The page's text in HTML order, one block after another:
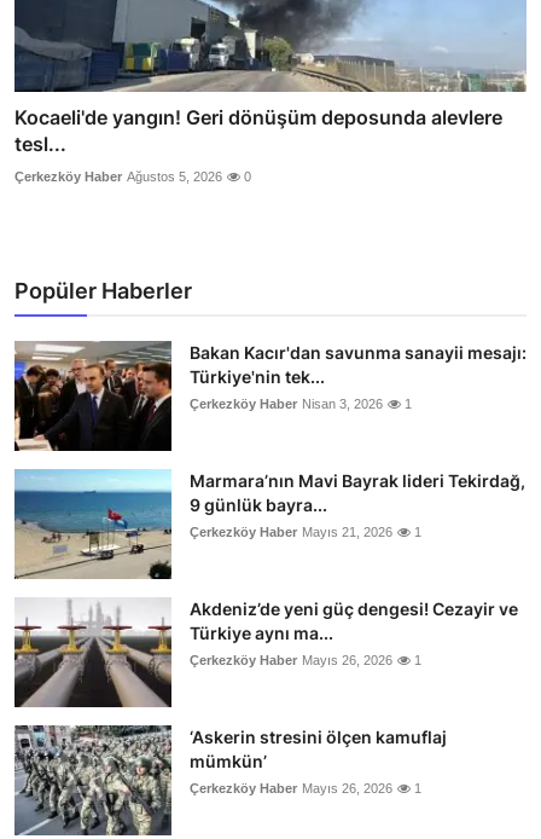
Kocaeli'de yangın! Geri dönüşüm deposunda alevlere
tesl...
Çerkezköy Haber Ağustos 5, 2026 0
Popüler Haberler
Bakan Kacır'dan savunma sanayii mesajı:
Türkiye'nin tek...
Çerkezköy Haber Nisan 3, 2026 1
Marmara’nın Mavi Bayrak lideri Tekirdağ,
9 günlük bayra...
Çerkezköy Haber Mayıs 21, 2026 1
Akdeniz’de yeni güç dengesi! Cezayir ve
Türkiye aynı ma...
Çerkezköy Haber Mayıs 26, 2026 1
‘Askerin stresini ölçen kamuflaj
mümkün’
Çerkezköy Haber Mayıs 26, 2026 1